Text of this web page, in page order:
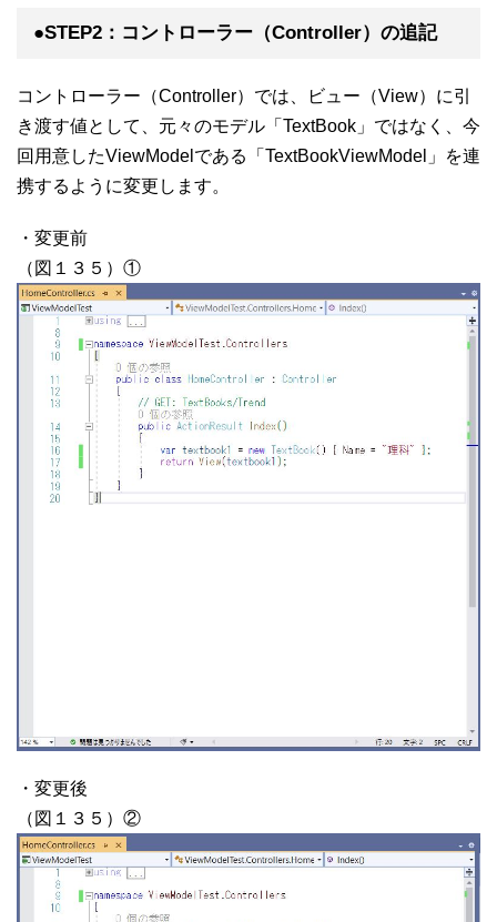
●STEP2：コントローラー（Controller）の追記
コントローラー（Controller）では、ビュー（View）に引
き渡す値として、元々のモデル「TextBook」ではなく、今
回用意したViewModelである「TextBookViewModel」を連
携するように変更します。
・変更前
（図１３５）①
・変更後
（図１３５）②